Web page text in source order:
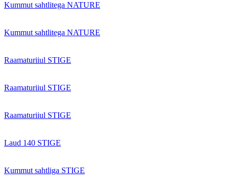
Kummut sahtlitega NATURE
Kummut sahtlitega NATURE
Raamaturiiul STIGE
Raamaturiiul STIGE
Raamaturiiul STIGE
Laud 140 STIGE
Kummut sahtliga STIGE